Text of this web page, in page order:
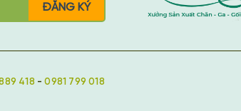
ĐĂNG KÝ
418 -0981 799 018